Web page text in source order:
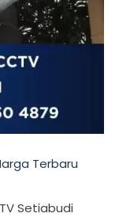
Terbaru
Setiabudi